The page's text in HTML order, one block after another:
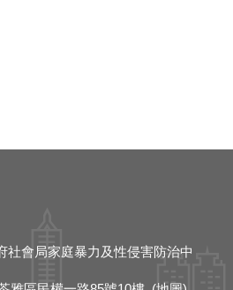
社會局家庭暴力及性侵害防治中